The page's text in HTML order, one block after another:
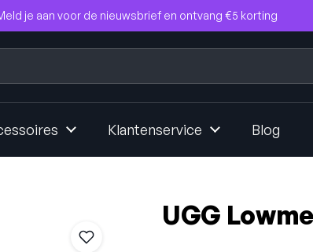
je aan voor de nieuwsbrief en ontvang €5 korting
Klantenservice Blog
UGG